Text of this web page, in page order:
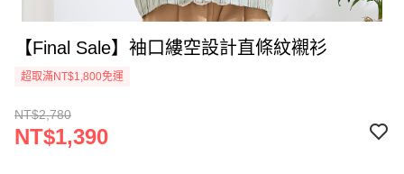
【Final Sale】袖口縷空設計直條紋襯衫
超取滿NT$1,800免運
NT$2,780
NT$1,390